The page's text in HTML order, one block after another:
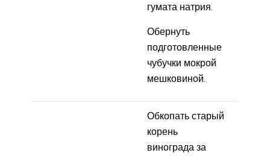
гумата натрия.
Обернуть
подготовленные
чубучки мокрой
мешковиной.
Обкопать старый
корень
винограда за